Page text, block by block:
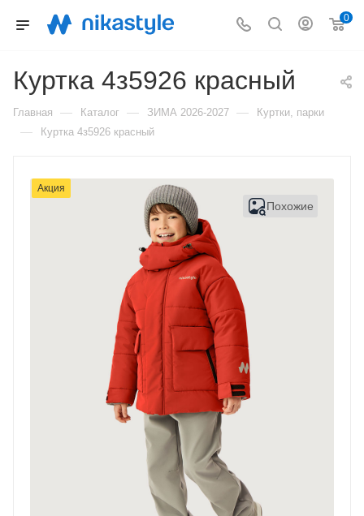
0
Куртка 4з5926 красный
Главная — Каталог — ЗИМА 2026-2027 — Куртки, парки
— Куртка 4з5926 красный
Акция
Похожие